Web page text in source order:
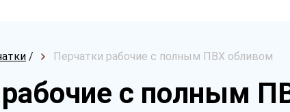
/ Перчатки рабочие с полным ПВХ обливом
с полным